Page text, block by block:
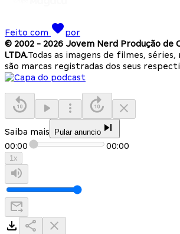
Feito com
por
© 2002 - 2026 Jovem Nerd Produção de
LTDA.Todas as imagens de filmes, séries,
são marcas registradas dos seus
Saiba mais Pular anuncio
00:00 00:00
1x